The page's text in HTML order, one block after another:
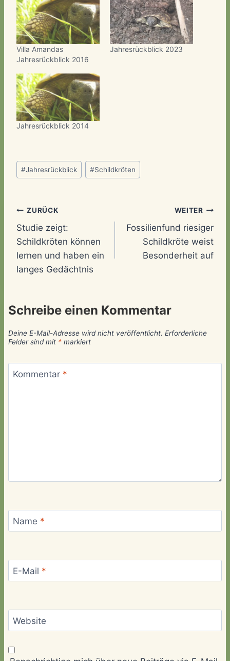
Villa Amandas
Jahresrückblick 2016
Jahresrückblick 2023
Jahresrückblick 2014
Schlagworte:
#Jahresrückblick #Schildkröten
Beitragsnavigation
ZURÜCK
Studie zeigt:
Schildkröten können
lernen und haben ein
langes Gedächtnis
WEITER
Fossilienfund riesiger
Schildkröte weist
Besonderheit auf
Schreibe einen Kommentar
Deine E-Mail-Adresse wird nicht veröffentlicht. Erforderliche
Felder sind mit * markiert
Kommentar *
Name *
E-Mail *
Website